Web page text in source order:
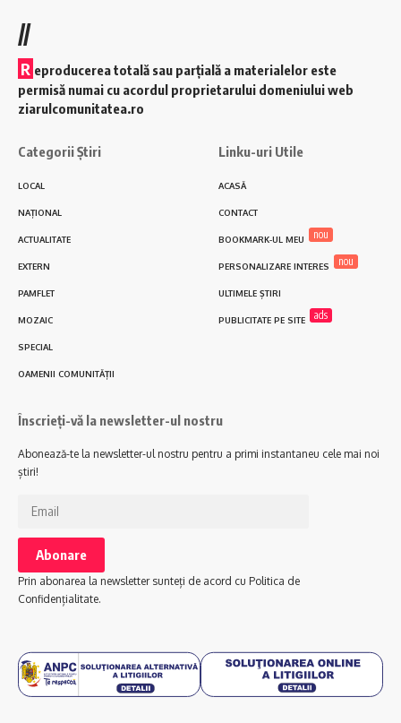
//
R eproducerea totală sau parțială a materialelor este
permisă numai cu acordul proprietarului domeniului web
ziarulcomunitatea.ro
Categorii Știri
LOCAL
NAȚIONAL
ACTUALITATE
EXTERN
PAMFLET
MOZAIC
SPECIAL
OAMENII COMUNITĂȚII
Linku-uri Utile
ACASĂ
CONTACT
BOOKMARK-UL MEU nou
PERSONALIZARE INTERES nou
ULTIMELE ȘTIRI
PUBLICITATE PE SITE ads
Înscrieți-vă la newsletter-ul nostru
Abonează-te la newsletter-ul nostru pentru a primi instantaneu cele mai noi
știri!
Prin abonarea la newsletter sunteți de acord cu Politica de
Confidențialitate.